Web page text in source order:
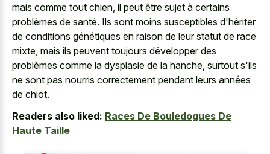
mais comme tout chien, il peut être sujet à certains
problèmes de santé. Ils sont moins susceptibles d'hériter
de conditions génétiques en raison de leur statut de race
mixte, mais ils peuvent toujours développer des
problèmes comme la dysplasie de la hanche, surtout s'ils
ne sont pas nourris correctement pendant leurs années
de chiot.
Readers also liked: Races De Bouledogues De
Haute Taille